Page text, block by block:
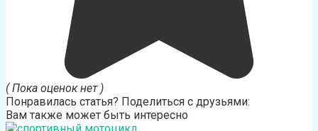
( Пока оценок нет )
Понравилась статья? Поделиться с друзьями:
Вам также может быть интересно